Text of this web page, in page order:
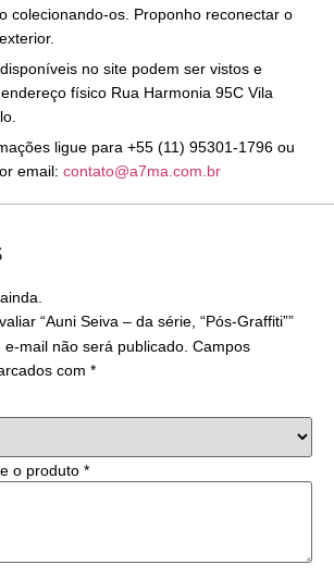
colecionando-os. Proponho reconectar o
no site podem ser vistos e
físico Rua Harmonia 95C Vila
ligue para +55 (11) 95301-1796 ou
email: contato@a7ma.com.br
“Auni Seiva – da série, “Pós-Graffiti””
mail não será publicado. Campos
com *
o produto *